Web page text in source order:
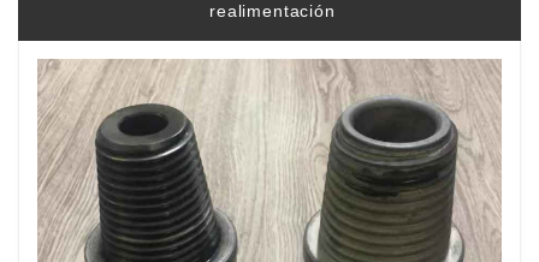
realimentación